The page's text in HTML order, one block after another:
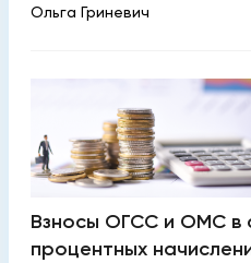
Ольга Гриневич
Взносы ОГСС и ОМС в
процентных